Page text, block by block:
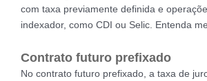
com taxa previamente definida e
indexador, como CDI ou Selic. Entenda
Contrato futuro prefixado
No contrato futuro prefixado, a taxa de